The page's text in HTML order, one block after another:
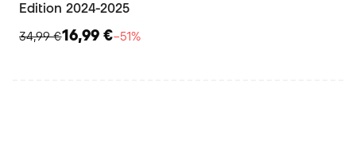
Edition 2024-2025
34,99 €16,99 €−51%